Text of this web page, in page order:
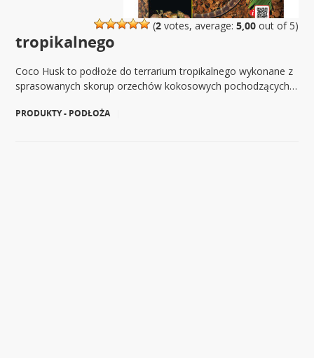
(2votes, average: 5,00out of 5)
tropikalnego
Coco Husk to podłoże do terrarium tropikalnego wykonane z
sprasowanych skorup orzechów kokosowych pochodzących…
PRODUKTY - PODŁOŻA